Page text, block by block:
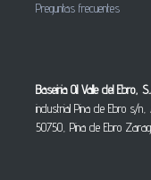
Preguntas frecuentes
Baseiria Oil Valle del Ebro,
industrial Pina de Ebro s/
50750, Pina de Ebro